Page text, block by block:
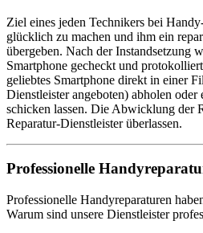
Ziel eines jeden Technikers bei
glücklich zu machen und ihm ein
übergeben. Nach der Instandsetzung
Smartphone gecheckt und
geliebtes Smartphone direkt in einer
Dienstleister angeboten) abholen oder
schicken lassen. Die Abwicklung der
Reparatur-Dienstleister überlassen.
Professionelle
Professionelle Handyreparaturen
Warum sind unsere Dienstleister